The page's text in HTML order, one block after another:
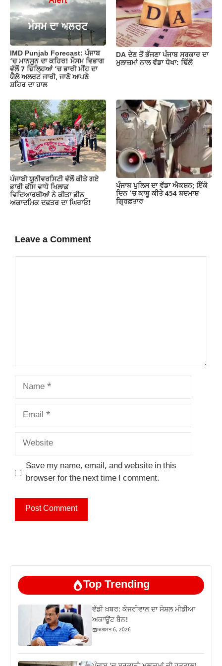
IMD Punjab Forecast: ਪੰਜਾਬ
‘ਚ ਮਾਨਸੂਨ ਦਾ ਕਹਿਰ! ਮੌਸਮ ਵਿਭਾਗ
ਵੱਲੋਂ 7 ਜ਼ਿਲ੍ਹਿਆਂ ‘ਚ ਭਾਰੀ ਮੀਂਹ ਦਾ
ਯੈਲੋ ਅਲਰਟ ਜਾਰੀ, ਜਾਣੋ ਆਪਣੇ
ਸ਼ਹਿਰ ਦਾ ਹਾਲ
DA ਦੇਣ‌ ਤੋਂ ਭੱਜਣਾ ਪੰਜਾਬ ਸਰਕਾਰ ਦਾ
ਮੁਲਾਜ਼ਮਾਂ ਨਾਲ ਵੱਡਾ ਧੋਖਾ: ਢਿੱਲੋਂ
ਪੰਜਾਬੀ ਯੂਨੀਵਰਸਿਟੀ ਵੱਲੋਂ ਕੀਤੇ ਗਏ
ਭਾਰੀ ਫੀਸ ਵਾਧੇ ਖਿਲਾਫ਼
ਵਿਦਿਆਰਥੀਆਂ ਨੇ ਕੀਤਾ ਡੀਨ
ਅਕਾਦਮਿਕ ਦਫਤਰ ਦਾ ਘਿਰਾਓ!
ਪੰਜਾਬ ਪੁਲਿਸ ਦਾ ਵੱਡਾ ਐਕਸ਼ਨ; ਇੱਕੋ
ਦਿਨ ‘ਚ ਕਾਬੂ ਕੀਤੇ 454 ਬਦਮਾਸ਼
ਗ੍ਰਿਫ਼ਤਾਰ
Leave a Comment
Name
Email
Website
Save my name, email, and website in this
browser for the next time I comment.
Top Trending
ਵੱਡੀ ਖ਼ਬਰ: ਕੇਜਰੀਵਾਲ ਦਾ ਸੋਸ਼ਲ ਮੀਡੀਆ
ਅਕਾਊਂਟ ਬੈਨ!
ਅਗਸਤ 6, 2026